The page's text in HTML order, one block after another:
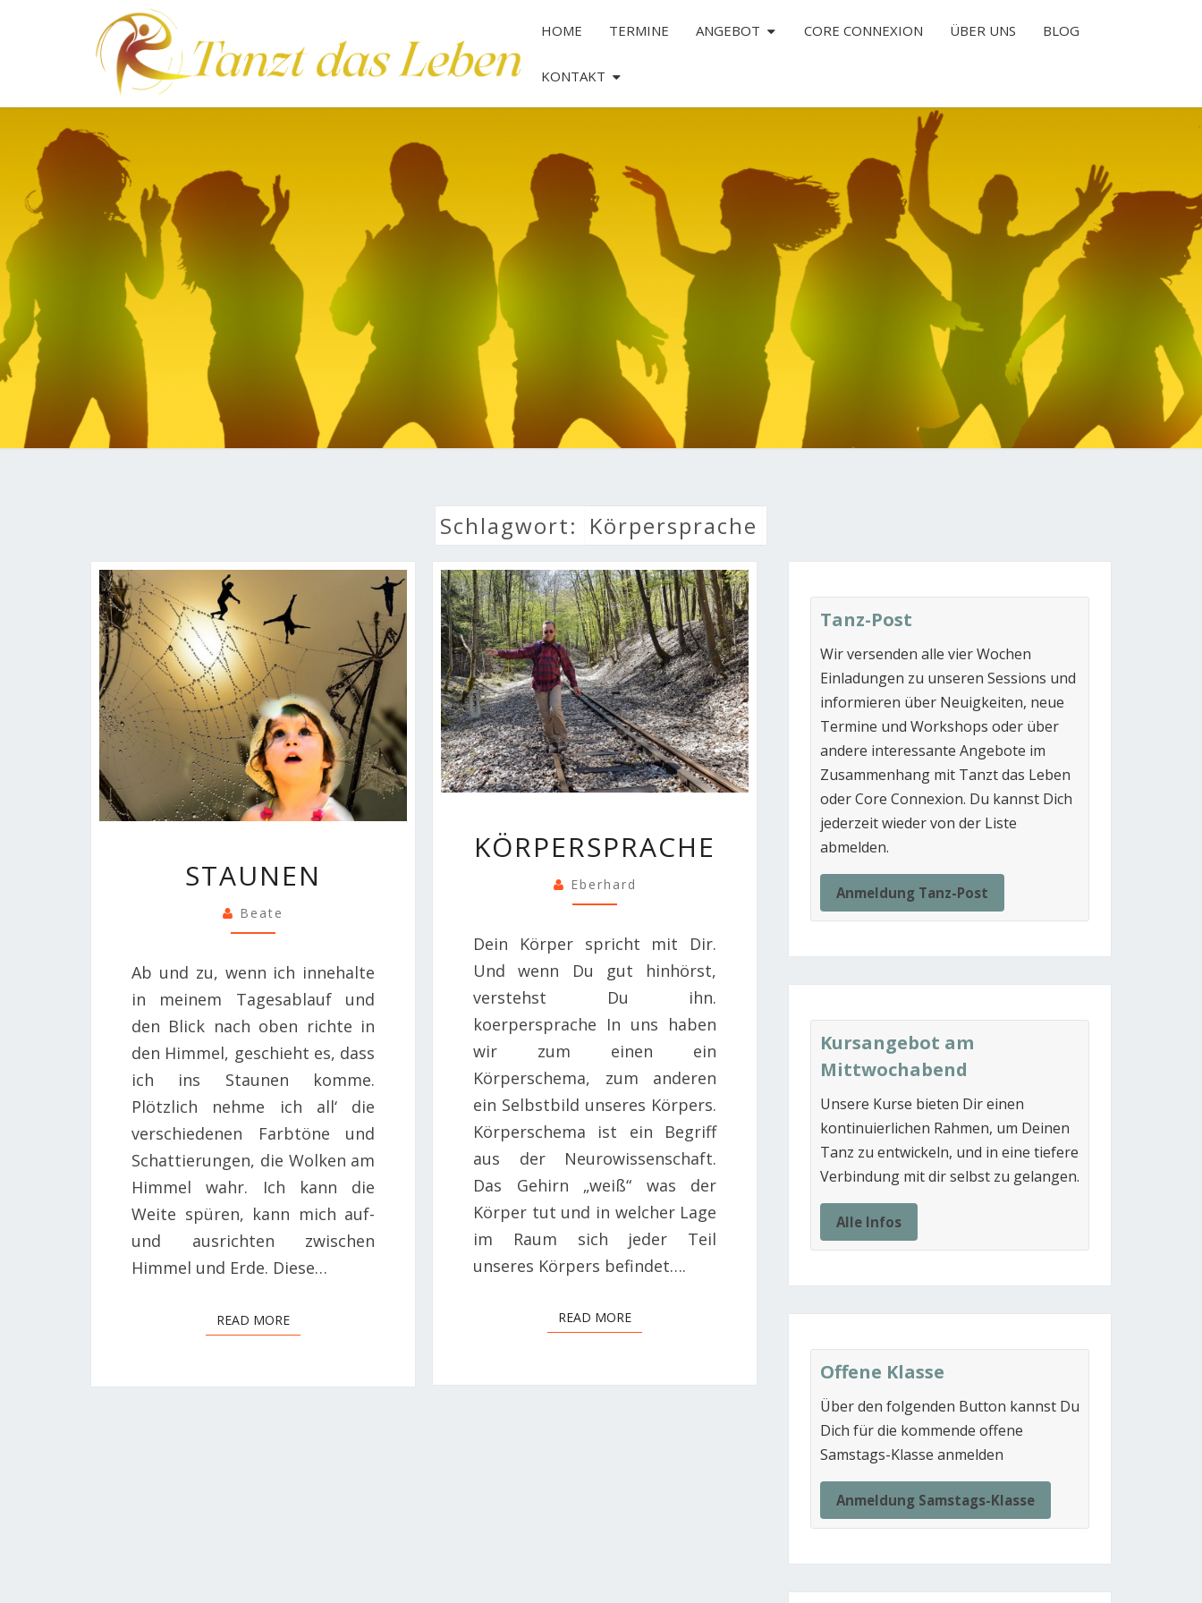
HOME TERMINE ANGEBOT CORE CONNEXION ÜBER UNS BLOG
KONTAKT
TANZT
DAS
LEBEN
Schlagwort: Körpersprache
STAUNEN
Beate
Ab und zu, wenn ich innehalte
in meinem Tagesablauf und
den Blick nach oben richte in
den Himmel, geschieht es, dass
ich ins Staunen komme.
Plötzlich nehme ich all‘ die
verschiedenen Farbtöne und
Schattierungen, die Wolken am
Himmel wahr. Ich kann die
Weite spüren, kann mich auf-
und ausrichten zwischen
Himmel und Erde. Diese…
READ MOREREAD MORE
KÖRPERSPRACHE
Eberhard
Dein Körper spricht mit Dir.
Und wenn Du gut hinhörst,
verstehst Du ihn.
koerpersprache In uns haben
wir zum einen ein
Körperschema, zum anderen
ein Selbstbild unseres Körpers.
Körperschema ist ein Begriff
aus der Neurowissenschaft.
Das Gehirn „weiß“ was der
Körper tut und in welcher Lage
im Raum sich jeder Teil
unseres Körpers befindet….
READ MOREREAD MORE
Tanz-Post
Wir versenden alle vier Wochen
Einladungen zu unseren Sessions und
informieren über Neuigkeiten, neue
Termine und Workshops oder über
andere interessante Angebote im
Zusammenhang mit Tanzt das Leben
oder Core Connexion. Du kannst Dich
jederzeit wieder von der Liste
abmelden.
Anmeldung Tanz-Post
Kursangebot am
Mittwochabend
Unsere Kurse bieten Dir einen
kontinuierlichen Rahmen, um Deinen
Tanz zu entwickeln, und in eine tiefere
Verbindung mit dir selbst zu gelangen.
Alle Infos
Offene Klasse
Über den folgenden Button kannst Du
Dich für die kommende offene
Samstags-Klasse anmelden
Anmeldung Samstags-Klasse